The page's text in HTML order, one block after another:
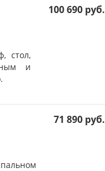
стол,
и
100 690 руб.
71 890 руб.